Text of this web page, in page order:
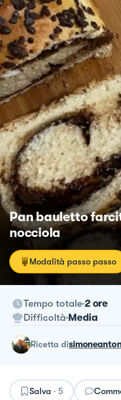
Pan bauletto
nocciola
Modalità passo passo
Tempo totale 2 ore
Difficoltà Media
ricetta di
Salva · 5